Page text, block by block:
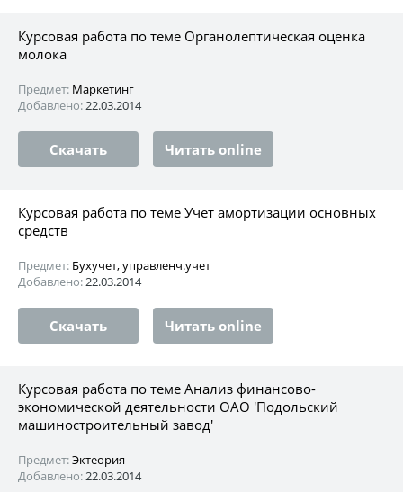
Курсовая работа по теме Органолептическая оценка
молока
Предмет: Маркетинг
Добавлено:22.03.2014
Скачать Читать online
Курсовая работа по теме Учет амортизации основных
средств
Предмет: Бухучет, управленч.учет
Добавлено:22.03.2014
Скачать Читать online
Курсовая работа по теме Анализ финансово-
экономической деятельности ОАО 'Подольский
машиностроительный завод'
Предмет:Эктеория
Добавлено:22.03.2014